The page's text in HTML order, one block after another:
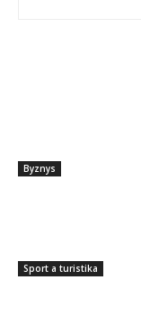
Byznys
Sport a turistika